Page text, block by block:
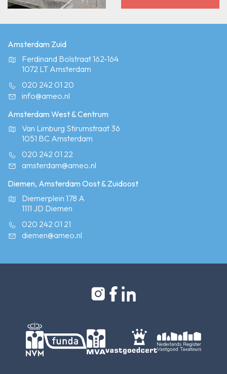
Amsterdam Zuid
Ferdinand Bolstraat 162-164
1072 LT Amsterdam
020 242 01 20
info@ameo.nl
Amsterdam West & Centrum
Van Limburg Stirumstraat 36
1051 BC Amsterdam
020 242 01 22
amsterdam@ameo.nl
Diemen, Amsterdam Oost & Zuidoost
Diemerplein 178 A
1111 JD Diemen
020 242 01 21
diemen@ameo.nl